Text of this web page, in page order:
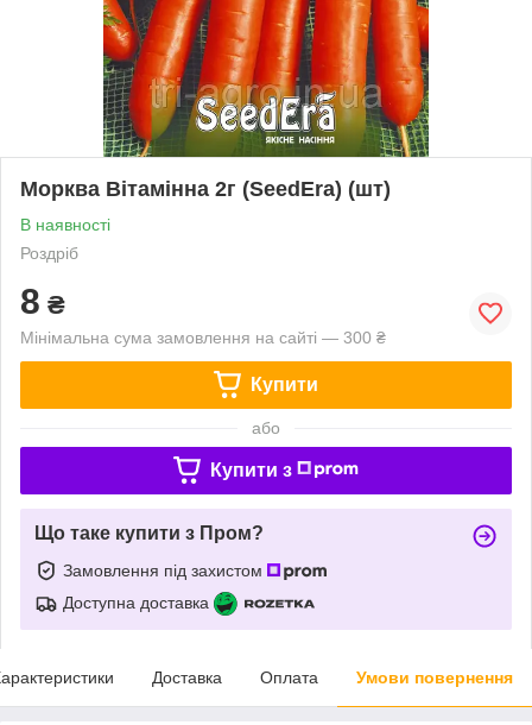
Морква Вітамінна 2г (SeedEra) (шт)
В наявності
Роздріб
8 ₴
Мінімальна сума замовлення на сайті — 300 ₴
Купити
або
Купити з
Що таке купити з Пром?
Замовлення під захистом
Доступна доставка
Доставка Оплата Умови повернення